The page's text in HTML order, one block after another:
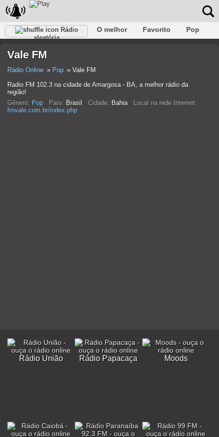
Rádio
aleatória
O melhor Favorito
Pop
Rap
Falk
Vale FM
Rádio Online Pop
Vale FM
Radio FM 102.3 na cidade de Amargosa - BA, a melhor rádio da
região!
Gênero: Pop País: Brasil Cidade: Bahia
Local na rede Internet:
fmvale.com.br/index.php
Rádio União Rádio Papacaça Moods